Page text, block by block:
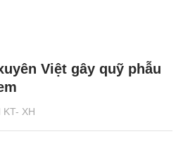
KT- XH
Việt gây quỹ phẫu